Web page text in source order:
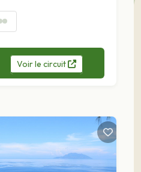
un circuit plein de...
Voirle circuit